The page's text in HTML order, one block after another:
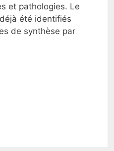
et pathologies. Le
été identifiés
de synthèse par